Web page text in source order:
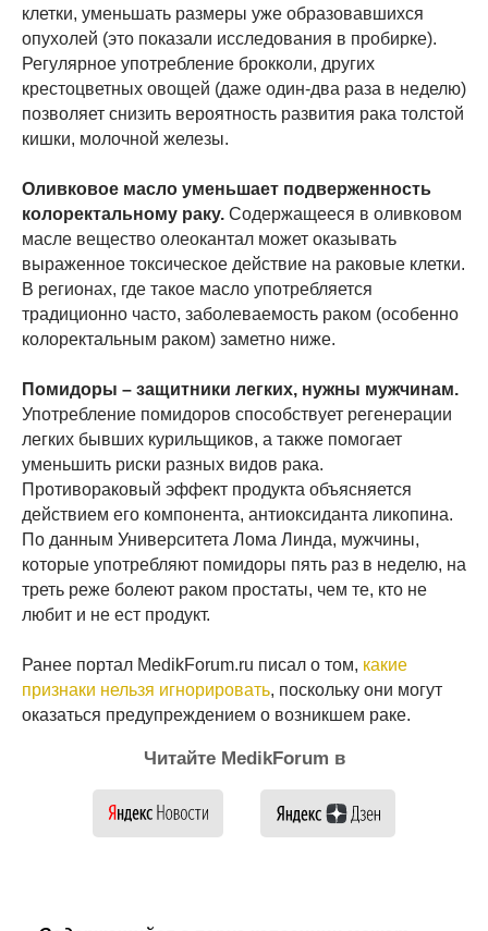
клетки, уменьшать размеры уже образовавшихся
опухолей (это показали исследования в пробирке).
Регулярное употребление брокколи, других
крестоцветных овощей (даже один-два раза в неделю)
позволяет снизить вероятность развития рака толстой
кишки, молочной железы.
Оливковое масло уменьшает подверженность
колоректальному раку. Содержащееся в оливковом
масле вещество олеокантал может оказывать
выраженное токсическое действие на раковые клетки.
В регионах, где такое масло употребляется
традиционно часто, заболеваемость раком (особенно
колоректальным раком) заметно ниже.
Помидоры – защитники легких, нужны мужчинам.
Употребление помидоров способствует регенерации
легких бывших курильщиков, а также помогает
уменьшить риски разных видов рака.
Противораковый эффект продукта объясняется
действием его компонента, антиоксиданта ликопина.
По данным Университета Лома Линда, мужчины,
которые употребляют помидоры пять раз в неделю, на
треть реже болеют раком простаты, чем те, кто не
любит и не ест продукт.
Ранее портал MedikForum.ru писал о том, какие
признаки нельзя игнорировать, поскольку они могут
оказаться предупреждением о возникшем раке.
Читайте MedikForum в